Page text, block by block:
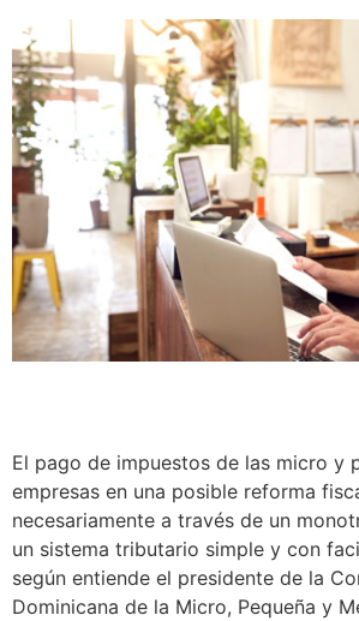
El pago de impuestos de las micro y
empresas en una posible reforma
necesariamente a través de un
un sistema tributario simple y con
según entiende el presidente de la
Dominicana de la Micro, Pequeña y